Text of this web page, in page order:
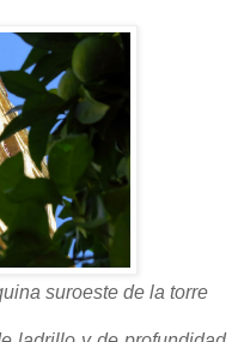
suroeste de la torre